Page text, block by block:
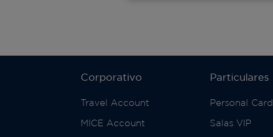
Corporativo
Travel Account
MICE Account
Particulares
Personal Card
Salas VIP